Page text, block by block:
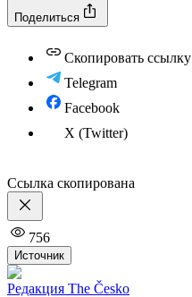
Поделиться
Скопировать ссылку
Telegram
Facebook
X (Twitter)
Ссылка скопирована
756
Источник
Редакция The Česko